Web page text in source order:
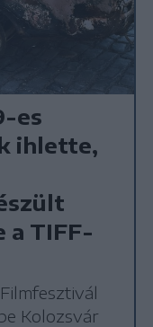
es
ihlette,
a TIFF-
Kolozsvár